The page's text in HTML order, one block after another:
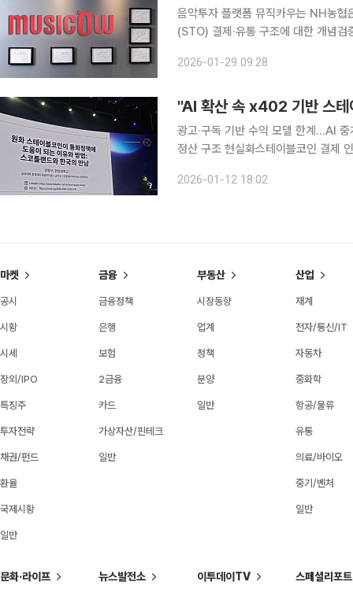
음악투자 플랫폼 뮤직카우는 NH농협
(STO) 결제·유통 구조에 대한 개념검증
STO와 스테이블코인을 결합한 결제
2026-01-29 09:28
"AI 확산 속 x402 기반 스테
광고·구독 기반 수익 모델 한계…AI
정산 구조 현실화스테이블코인 결제 인프라 부
에서 열린 Web3 Open
2026-01-12 18:02
마켓
공시
시황
시세
장외/IPO
특징주
투자전략
채권/펀드
환율
국제시황
일반
금융
금융정책
은행
보험
2금융
카드
가상자산/핀테크
일반
부동산
시장동향
업계
정책
분양
일반
산업
재계
전자/통신/IT
자동차
중화학
항공/물류
유통
의료/바이오
중기/벤처
일반
문화·라이프 뉴스발전소 이투데이TV 스페셜리포트